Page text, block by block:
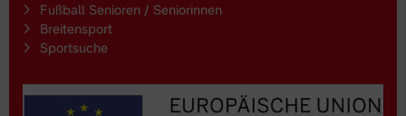
Fußball Senioren / Seniorinnen
Breitensport
Sportsuche